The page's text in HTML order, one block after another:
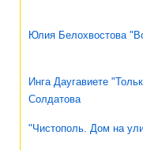
Юлия Белохвостова
Инга Даугавиете
Солдатова
"Чистополь. Дом на